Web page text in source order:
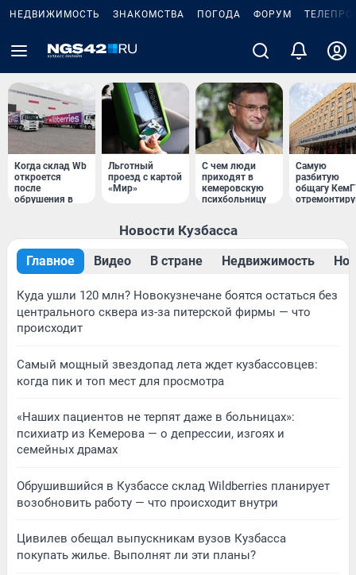
НЕДВИЖИМОСТЬ ЗНАКОМСТВА ПОГОДА ФОРУМ
Когда склад Wb
откроется
после
обрушения в
Льготный
проезд с картой
«Мир»
С чем люди
приходят в
кемеровскую
психбольницу
Самую
разбитую
общагу
Новости Кузбасса
Главное Видео В стране Недвижимость
Куда ушли 120 млн? Новокузнечане боятся остаться без
центрального сквера из-за питерской фирмы — что
происходит
Самый мощный звездопад лета ждет кузбассовцев:
когда пик и топ мест для просмотра
«Наших пациентов не терпят даже в больницах»:
психиатр из Кемерова — о депрессии, изгоях и
семейных драмах
Обрушившийся в Кузбассе склад Wildberries планирует
возобновить работу — что происходит внутри
Цивилев обещал выпускникам вузов Кузбасса
покупать жилье. Выполнят ли эти планы?